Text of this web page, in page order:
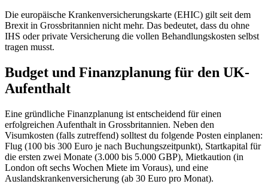
Die europäische Krankenversicherungskarte (EHIC) gilt seit dem
Brexit in Grossbritannien nicht mehr. Das bedeutet, dass du ohne
IHS oder private Versicherung die vollen Behandlungskosten selbst
tragen musst.
Budget und Finanzplanung für den UK-
Aufenthalt
Eine gründliche Finanzplanung ist entscheidend für einen
erfolgreichen Aufenthalt in Grossbritannien. Neben den
Visumkosten (falls zutreffend) solltest du folgende Posten einplanen:
Flug (100 bis 300 Euro je nach Buchungszeitpunkt), Startkapital für
die ersten zwei Monate (3.000 bis 5.000 GBP), Mietkaution (in
London oft sechs Wochen Miete im Voraus), und eine
Auslandskrankenversicherung (ab 30 Euro pro Monat).